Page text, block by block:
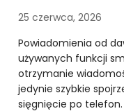
25 czerwca, 2026
Powiadomienia od
używanych funkcji
otrzymanie
jedynie szybkie
sięgnięcie po